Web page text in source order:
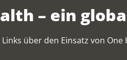
– ein
über den Einsatz von One